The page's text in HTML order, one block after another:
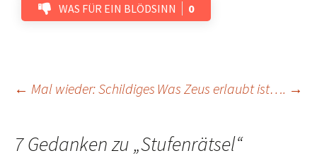
WAS FÜR EIN BLÖDSINN
0
Beitrags-
Navigation
← Mal wieder: Schildiges Was Zeus erlaubt ist…. →
7 Gedanken zu „Stufenrätsel“